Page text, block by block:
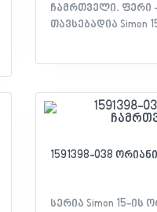
ჩამრთველი. ფერი
თავსებადია Simon
ჩამრთველი -
გრაფიტი -
1591398-038
სერია Simon 15-ის